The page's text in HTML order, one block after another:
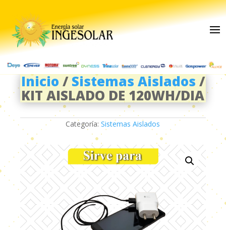
Inicio /Sistemas Aislados /
KIT AISLADO DE 120WH/DIA
Categoría:Sistemas Aislados